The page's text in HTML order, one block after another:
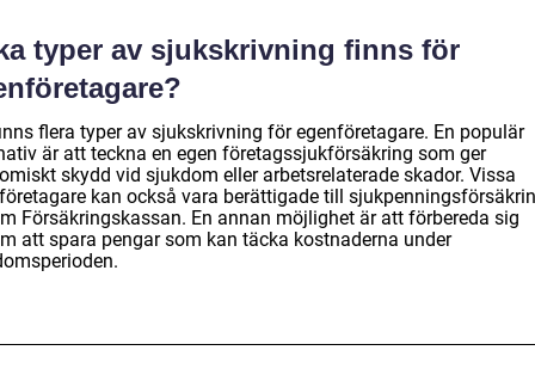
typer av sjukskrivning finns för
flera typer av sjukskrivning för egenföretagare. En populär
är att teckna en egen företagssjukförsäkring som ger
skydd vid sjukdom eller arbetsrelaterade skador. Vissa
kan också vara berättigade till
Försäkringskassan. En annan möjlighet är att förbereda sig
att spara pengar som kan täcka kostnaderna under